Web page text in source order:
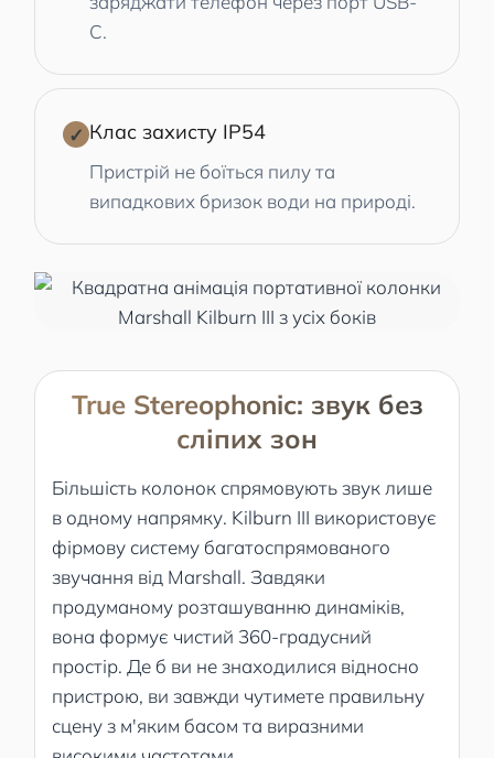
C.
✓ Клас захисту IP54
Пристрій не боїться пилу та
випадкових бризок води на природі.
True Stereophonic: звук без
сліпих зон
Більшість колонок спрямовують звук лише
в одному напрямку. Kilburn III використовує
фірмову систему багатоспрямованого
звучання від Marshall. Завдяки
продуманому розташуванню динаміків,
вона формує чистий 360-градусний
простір. Де б ви не знаходилися відносно
пристрою, ви завжди чутимете правильну
сцену з м'яким басом та виразними